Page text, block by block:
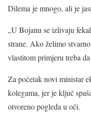
Dilema je mnogo, ali je
„U Bojanu se izlivaju
strane. Ako želimo
vlastitom primjeru treba
Za početak novi ministar
kolegama, jer je ključ
otvoreno pogleda u oči.